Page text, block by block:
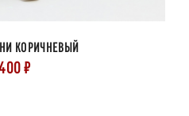
КОРИЧНЕВЫЙ
₽